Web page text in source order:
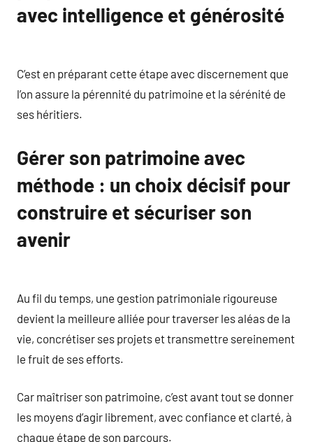
avec intelligence et générosité
C’est en préparant cette étape avec discernement que
l’on assure la pérennité du patrimoine et la sérénité de
ses héritiers.
Gérer son patrimoine avec
méthode : un choix décisif pour
construire et sécuriser son
avenir
Au fil du temps, une gestion patrimoniale rigoureuse
devient la meilleure alliée pour traverser les aléas de la
vie, concrétiser ses projets et transmettre sereinement
le fruit de ses efforts.
Car maîtriser son patrimoine, c’est avant tout se donner
les moyens d’agir librement, avec confiance et clarté, à
chaque étape de son parcours.